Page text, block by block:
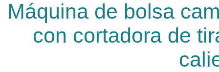
Máquina de bolsa
con cortadora de